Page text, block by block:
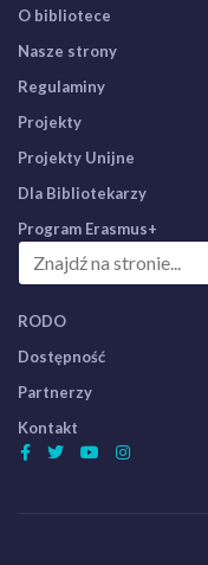
O bibliotece
Nasze strony
Regulaminy
Projekty
Projekty Unijne
Dla Bibliotekarzy
Program Erasmus+
RODO
Dostępność
Partnerzy
Kontakt